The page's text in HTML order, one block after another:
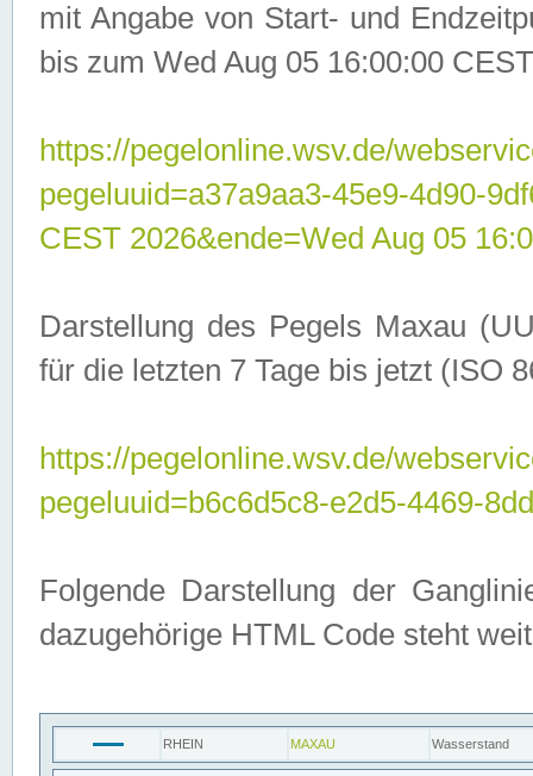
mit Angabe von Start- und
bis zum Wed Aug 05 16:00:00
https://pegelonline.wsv.de/
pegeluuid=a37a9aa3-45e9-
CEST 2026&ende=Wed Aug 05
Darstellung des Pegels Maxau
für die letzten 7 Tage bis jetzt (ISO
https://pegelonline.wsv.de/
pegeluuid=b6c6d5c8-e2d5-4469-
Folgende Darstellung der
dazugehörige HTML Code steht